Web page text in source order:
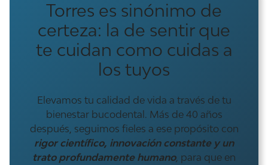
Torres es sinónimo de
certeza: la de sentir que
te cuidan como cuidas a
los tuyos
Elevamos tu calidad de vida a través de tu
bienestar bucodental. Más de 40 años
después, seguimos fieles a ese propósito con
rigor científico, innovación constante y un
trato profundamente humano, para que en